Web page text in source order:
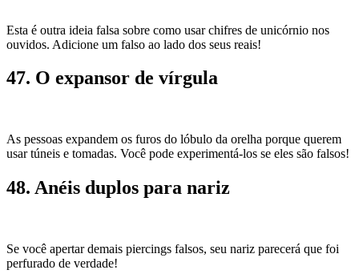
Esta é outra ideia falsa sobre como usar chifres de unicórnio nos
ouvidos. Adicione um falso ao lado dos seus reais!
47. O expansor de vírgula
As pessoas expandem os furos do lóbulo da orelha porque querem
usar túneis e tomadas. Você pode experimentá-los se eles são falsos!
48. Anéis duplos para nariz
Se você apertar demais piercings falsos, seu nariz parecerá que foi
perfurado de verdade!